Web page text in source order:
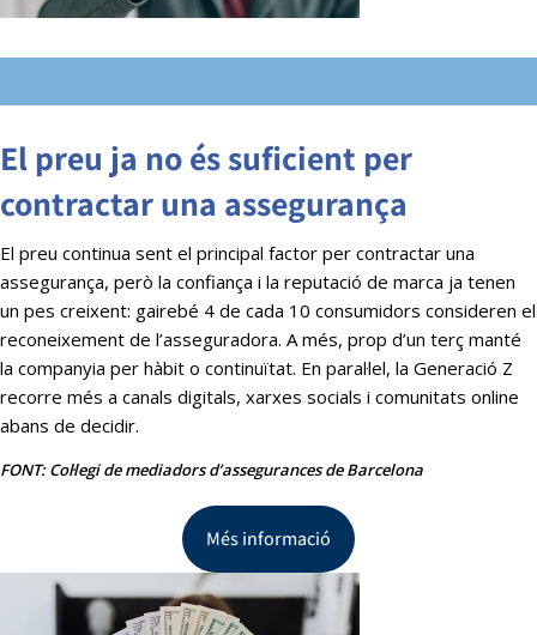
El preu ja no és suficient per
contractar una assegurança
El preu continua sent el principal factor per contractar una
assegurança, però la confiança i la reputació de marca ja tenen
un pes creixent: gairebé 4 de cada 10 consumidors consideren el
reconeixement de l’asseguradora. A més, prop d’un terç manté
la companyia per hàbit o continuïtat. En paral·lel, la Generació Z
recorre més a canals digitals, xarxes socials i comunitats online
abans de decidir.
FONT: Col·legi de mediadors d’assegurances de Barcelona
Més informació